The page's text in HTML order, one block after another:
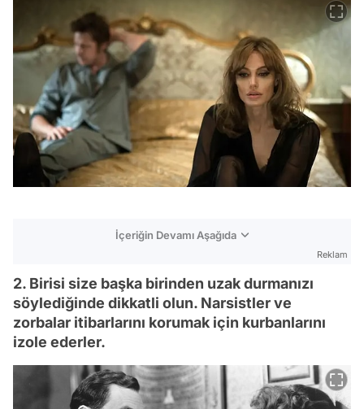
İçeriğin Devamı Aşağıda
Reklam
2. Birisi size başka birinden uzak durmanızı
söylediğinde dikkatli olun. Narsistler ve
zorbalar itibarlarını korumak için kurbanlarını
izole ederler.